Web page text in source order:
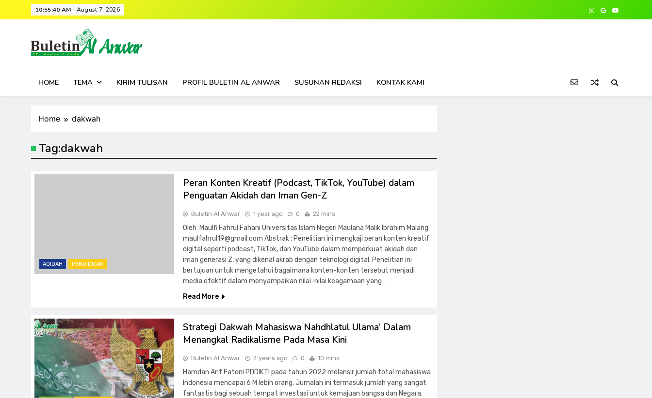
to
10:55:40 AM August 7, 2026
HOME TEMA KIRIM TULISAN PROFIL BULETIN AL ANWAR SUSUNAN REDAKSI KONTAK KAMI
Home dakwah
Tag:dakwah
AQIDAH PENDIDIKAN
Peran Konten Kreatif (Podcast, TikTok, YouTube) dalam
Penguatan Akidah dan Iman Gen-Z
Buletin Al Anwar 1 year ago 0 22 mins
Oleh: Maulfi Fahrul Fahani Universitas Islam Negeri Maulana Malik Ibrahim Malang
maulfahrul19@gmail.com Abstrak : Penelitian ini mengkaji peran konten kreatif
digital seperti podcast, TikTok, dan YouTube dalam memperkuat akidah dan
iman generasi Z, yang dikenal akrab dengan teknologi digital. Penelitian ini
bertujuan untuk mengetahui bagaimana konten-konten tersebut menjadi
media efektif dalam menyampaikan nilai-nilai keagamaan yang…
Read More
Strategi Dakwah Mahasiswa Nahdhlatul Ulama’ Dalam
Menangkal Radikalisme Pada Masa Kini
Buletin Al Anwar 4 years ago 0 10 mins
Hamdan Arif Fatoni PDDIKTI pada tahun 2022 melansir jumlah total mahasiswa
Indonesia mencapai 6 M lebih orang. Jumalah ini termasuk jumlah yang sangat
fantastis bagi sebuah tempat investasi untuk kemajuan bangsa dan Negara.